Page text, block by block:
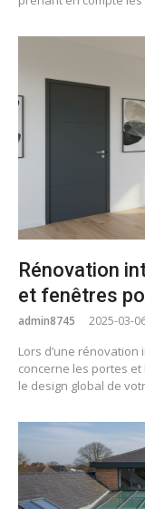
Rénovation
et fenêtres
admin8745 2025-03-
Lors d’une
concerne les portes
le design global de